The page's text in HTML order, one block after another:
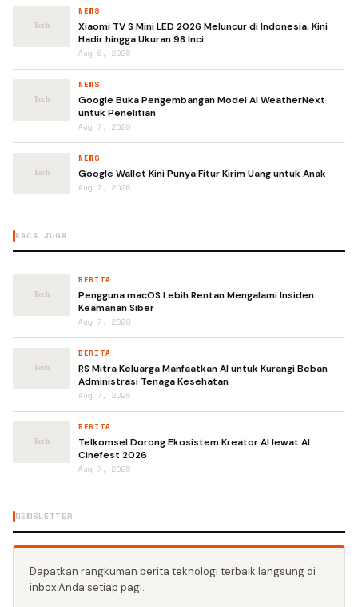
NEWS
Xiaomi TV S Mini LED 2026 Meluncur di Indonesia, Kini
Hadir hingga Ukuran 98 Inci
Aug 6, 2026
NEWS
Google Buka Pengembangan Model AI WeatherNext
untuk Penelitian
Aug 7, 2026
NEWS
Google Wallet Kini Punya Fitur Kirim Uang untuk Anak
Aug 7, 2026
BACA JUGA
BERITA
Pengguna macOS Lebih Rentan Mengalami Insiden
Keamanan Siber
Aug 7, 2026
BERITA
RS Mitra Keluarga Manfaatkan AI untuk Kurangi Beban
Administrasi Tenaga Kesehatan
Aug 7, 2026
BERITA
Telkomsel Dorong Ekosistem Kreator AI lewat AI
Cinefest 2026
Aug 7, 2026
NEWSLETTER
Dapatkan rangkuman berita teknologi terbaik langsung di
inbox Anda setiap pagi.